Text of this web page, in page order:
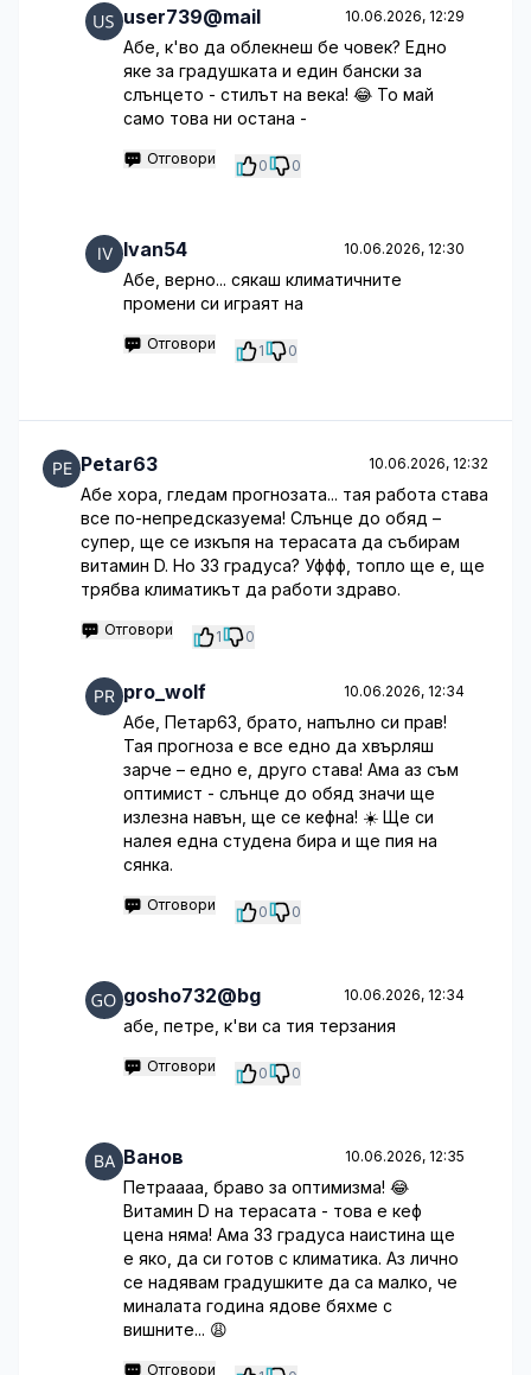
user739@mail 10.06.2026, 12:29
Абе, к'во да облекнеш бе човек? Едно
яке за градушката и един бански за
слънцето - стилът на века! 😂 То май
само това ни остана -
Отговори 0 0
Ivan54 10.06.2026, 12:30
Абе, верно... сякаш климатичните
промени си играят на
Отговори 1 0
Petar63 10.06.2026, 12:32
Абе хора, гледам прогнозата... тая работа става
все по-непредсказуема! Слънце до обяд –
супер, ще се изкъпя на терасата да събирам
витамин D. Но 33 градуса? Уффф, топло ще е, ще
трябва климатикът да работи здраво.
Отговори 1 0
pro_wolf 10.06.2026, 12:34
Абе, Петар63, брато, напълно си прав!
Тая прогноза е все едно да хвърляш
зарче – едно е, друго става! Ама аз съм
оптимист - слънце до обяд значи ще
излезна навън, ще се кефна! ☀️ Ще си
налея една студена бира и ще пия на
сянка.
Отговори 0 0
gosho732@bg 10.06.2026, 12:34
абе, петре, к'ви са тия терзания
Отговори 0 0
Ванов 10.06.2026, 12:35
Петраааа, браво за оптимизма! 😂
Витамин D на терасата - това е кеф
цена няма! Ама 33 градуса наистина ще
е яко, да си готов с климатика. Аз лично
се надявам градушките да са малко, че
миналата година ядове бяхме с
вишните... 😩
Отговори